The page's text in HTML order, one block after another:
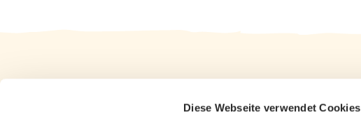
Diese Webseite verwendet Cookies